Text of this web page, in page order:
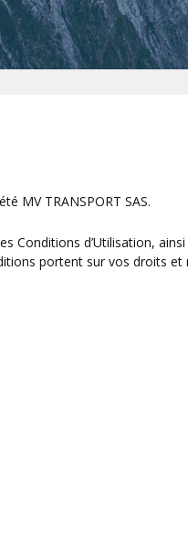
Les Gets
Morzine
St Jean
St Sorlin
MV TRANSPORT SAS.
d’Utilisation,
portent sur vos droits